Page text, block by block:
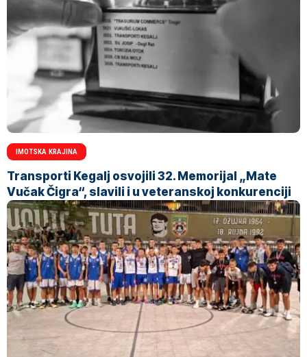
IMOTSKA KRAJINA
Transporti Kegalj osvojili 32. Memorijal „Mate
Vučak Čigra“, slavili i u veteranskoj konkurenciji